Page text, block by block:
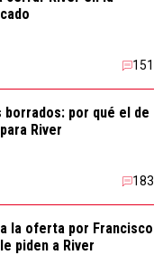
151
por qué el de
River
183
la oferta por Francisco
piden a River